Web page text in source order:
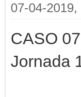
07-04-2019,
CASO
Jornada